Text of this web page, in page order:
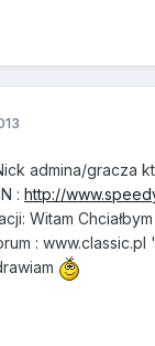
admina/
: http://
Witam
: